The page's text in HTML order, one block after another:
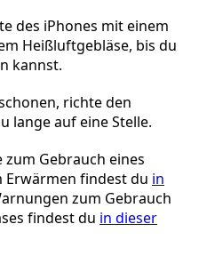
des iPhones mit einem
Heißluftgebläse, bis du
kannst.
richte den
lange auf eine Stelle.
zum Gebrauch eines
findest du in
zum Gebrauch
findest du in dieser